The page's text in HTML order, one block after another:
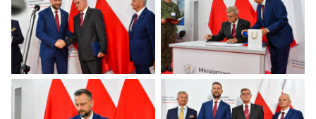
Pokaż
Pokaż
zdjęcie